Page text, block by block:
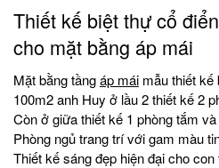
Thiết kế biệt thự cổ
cho mặt bằng áp mái
Mặt bằng tầngáp mái mẫu thiết kế
100m2 anh Huy ở lầu 2 thiết kế 2
Còn ở giữa thiết kế 1 phòng tắm
Phòng ngủ trang trí với gam màu
Thiết kế sáng đẹp hiện đại cho